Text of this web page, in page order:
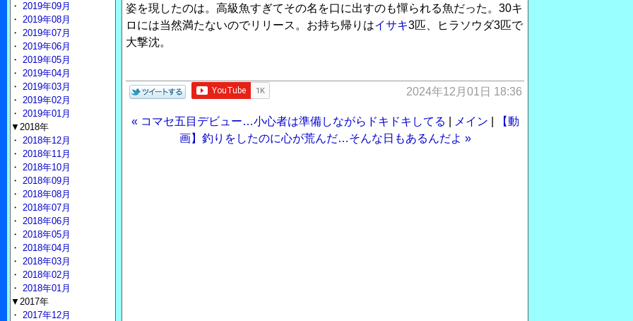
姿を現したのは。高級魚すぎてその名を口に出すのも憚られる魚だった。30キ
ロには当然満たないのでリリース。お持ち帰りはイサキ3匹、ヒラソウダ3匹で
大撃沈。
2024年12月01日 18:36
« コマセ五目デビュー…小心者は準備しながらドキドキしてる メイン
【動
画】釣りをしたのに心が荒んだ…そんな日もあるんだよ »
・ 2019年09月
・ 2019年08月
・ 2019年07月
・ 2019年06月
・ 2019年05月
・ 2019年04月
・ 2019年03月
・ 2019年02月
・ 2019年01月
▼2018年
・ 2018年12月
・ 2018年11月
・ 2018年10月
・ 2018年09月
・ 2018年08月
・ 2018年07月
・ 2018年06月
・ 2018年05月
・ 2018年04月
・ 2018年03月
・ 2018年02月
・ 2018年01月
▼2017年
・ 2017年12月